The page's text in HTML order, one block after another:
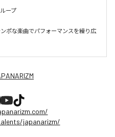
ープ
ポな楽曲でパフォーマンスを繰り広
japanarizm/